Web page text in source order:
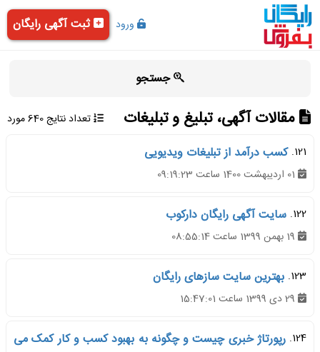
ورود ثبت آگهی رایگان
جستجو
مقالات آگهی، تبلیغ و تبلیغات
تعداد نتایج 640 مورد
121. کسب درآمد از تبلیغات ویدیویی
122. سایت آگهی رایگان دارکوب
123. بهترین سایت سازهای رایگان
124. رپورتاژ خبری چیست و چگونه به بهبود کسب و کار کمک می